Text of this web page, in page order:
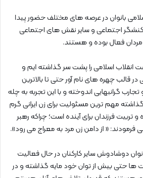
بانوان در عرصه های مختلف حضور پیدا
کنشگر اجتماعی و سایر نقش های اجتماعی
فعال بوده و هستند.
اسلامی را پشت سر گذاشته ایم و
در قالب چهره های نام آور حتی تا بالاترین
تجارب گرانبهایی اندوخته و با این تجربه به چله
مهم ترین مسئولیت برای زن ایرانی گرم
تربیت فرزندان برای آینده است؛ چراکه رهبر
فرمودند: « از دامن زن مرد به معراج می رود».
دوشادوش سایر کارکنان در حال فعالیت
حتی بیش از توان خود مایه گذاشته و در